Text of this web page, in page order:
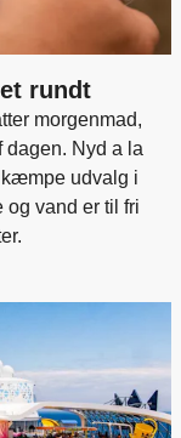
rundt
morgenmad,
dagen. Nyd a la
kæmpe udvalg i
og vand er til fri